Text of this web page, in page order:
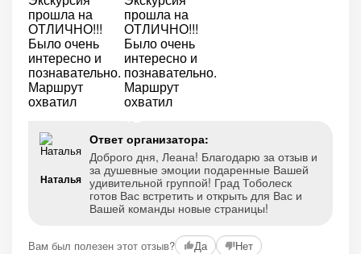
Наталья
Ответ организатора:
Доброго дня, Леана! Благодарю за отзыв и
за душевные эмоции подаренные Вашей
удивительной группой! Град Тоболеск
готов Вас встретить и открыть для Вас и
Вашей команды новые страницы!
Вам был полезен этот отзыв? Да Нет